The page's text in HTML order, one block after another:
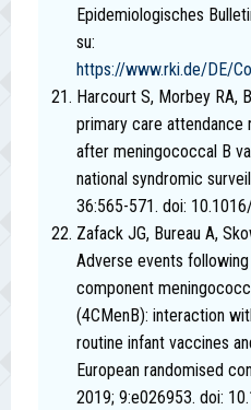
Epidemiologisches
su:
https://www.rki.de/DE/
Harcourt S, Morbey RA,
primary care
after meningococcal B
national syndromic
36:565-571. doi:
Zafack JG, Bureau A,
Adverse events
component
(4CMenB): interaction
routine infant vaccines
European randomised
2019; 9:e026953. doi: